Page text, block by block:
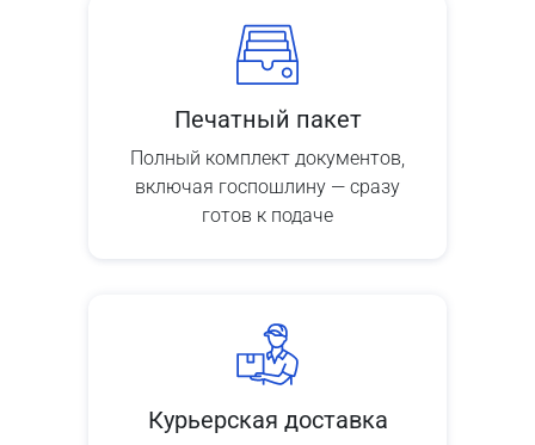
Печатный пакет
Полный комплект документов,
включая госпошлину — сразу
готов к подаче
Курьерская доставка